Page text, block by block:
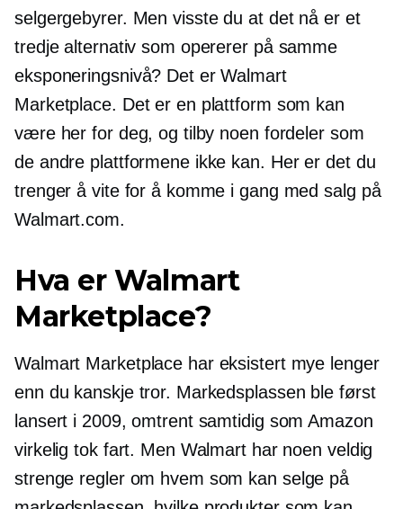
selgergebyrer. Men visste du at det nå er et
tredje alternativ som opererer på samme
eksponeringsnivå? Det er Walmart
Marketplace. Det er en plattform som kan
være her for deg, og tilby noen fordeler som
de andre plattformene ikke kan. Her er det du
trenger å vite for å komme i gang med salg på
Walmart.com.
Hva er Walmart
Marketplace?
Walmart Marketplace har eksistert mye lenger
enn du kanskje tror. Markedsplassen ble først
lansert i 2009, omtrent samtidig som Amazon
virkelig tok fart. Men Walmart har noen veldig
strenge regler om hvem som kan selge på